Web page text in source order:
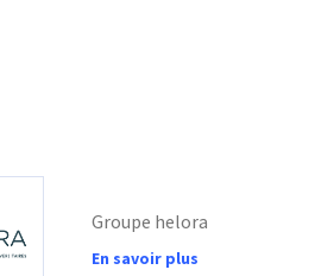
Groupe helora
En savoir plus